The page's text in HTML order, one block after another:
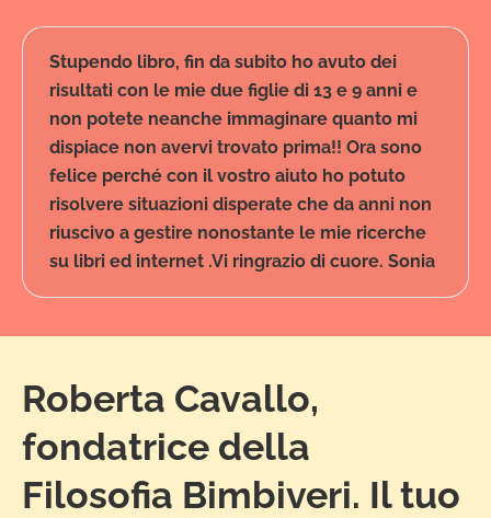
Stupendo libro, fin da subito ho avuto dei
risultati con le mie due figlie di 13 e 9 anni e
non potete neanche immaginare quanto mi
dispiace non avervi trovato prima!! Ora sono
felice perché con il vostro aiuto ho potuto
risolvere situazioni disperate che da anni non
riuscivo a gestire nonostante le mie ricerche
su libri ed internet .Vi ringrazio di cuore. Sonia
Roberta Cavallo,
fondatrice della
Filosofia Bimbiveri. Il tuo